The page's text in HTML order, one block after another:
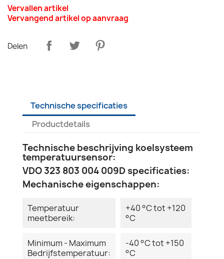
Vervallen artikel
Vervangend artikel op aanvraag
Delen
Technische specificaties
Productdetails
Technische beschrijving koelsysteem
temperatuursensor:
VDO 323 803 004 009D specificaties:
Mechanische eigenschappen:
Temperatuur
meetbereik:
+40 °C tot +120
°C
Minimum - Maximum
Bedrijfstemperatuur:
-40 °C tot +150
°C